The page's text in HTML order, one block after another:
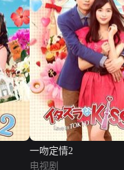
一吻定情2
电视剧